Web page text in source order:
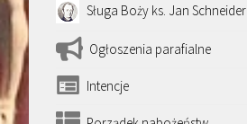
Sługa Boży ks. Jan Schneider
Ogłoszenia parafialne
Intencje